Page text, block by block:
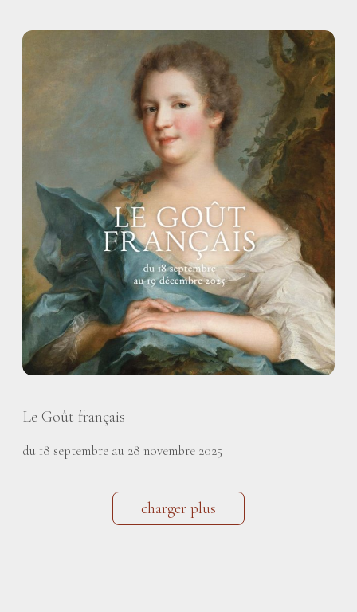
Le Goût français
du 18 septembre au 28 novembre 2025
charger plus